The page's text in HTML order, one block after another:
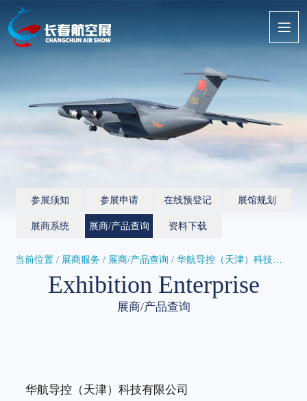
参展须知 参展申请 在线预登记 展馆规划
展商系统 展商/产品查询 资料下载
当前位置 / 展商服务 / 展商/产品查询 / 华航导控（天津）科技有限公司
Exhibition Enterprise
展商/产品查询
华航导控（天津）科技有限公司